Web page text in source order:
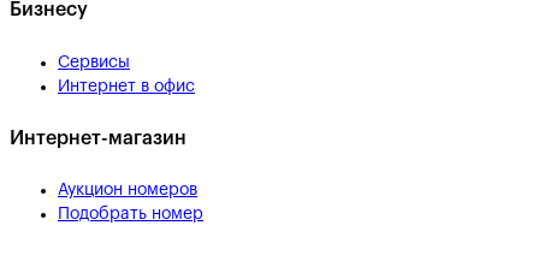
Бизнесу
Сервисы
Интернет в офис
Интернет-магазин
Аукцион номеров
Подобрать номер